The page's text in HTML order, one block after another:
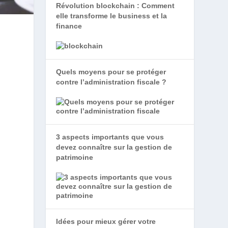
Révolution blockchain : Comment
elle transforme le business et la
finance
Quels moyens pour se protéger
contre l’administration fiscale ?
3 aspects importants que vous
devez connaître sur la gestion de
patrimoine
Idées pour mieux gérer votre